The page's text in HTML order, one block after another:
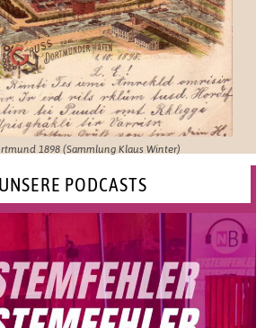
1898 (Sammlung Klaus Winter)
UNSERE PODCASTS